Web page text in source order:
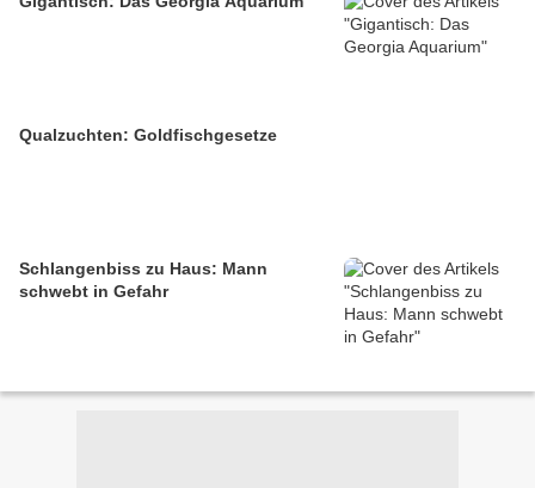
Qualzuchten: Goldfischgesetze
Schlangenbiss zu Haus: Mann
schwebt in Gefahr